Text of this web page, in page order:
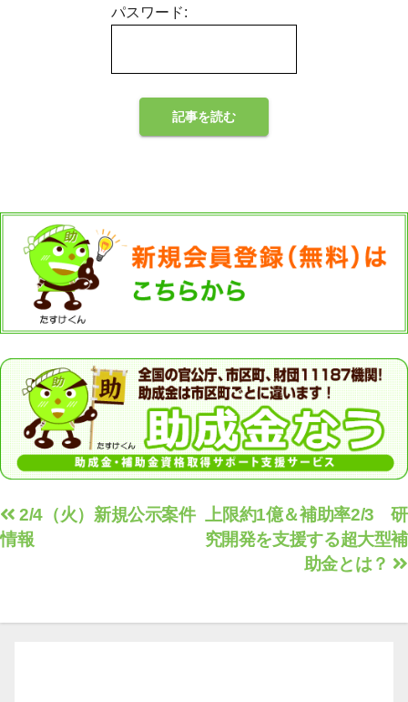
パスワード:
投
稿
ゲ
上限約1億＆補助率2/3 研
究開発を支援する超大型補
助金とは？
2/4（火）新規公示案件
情報